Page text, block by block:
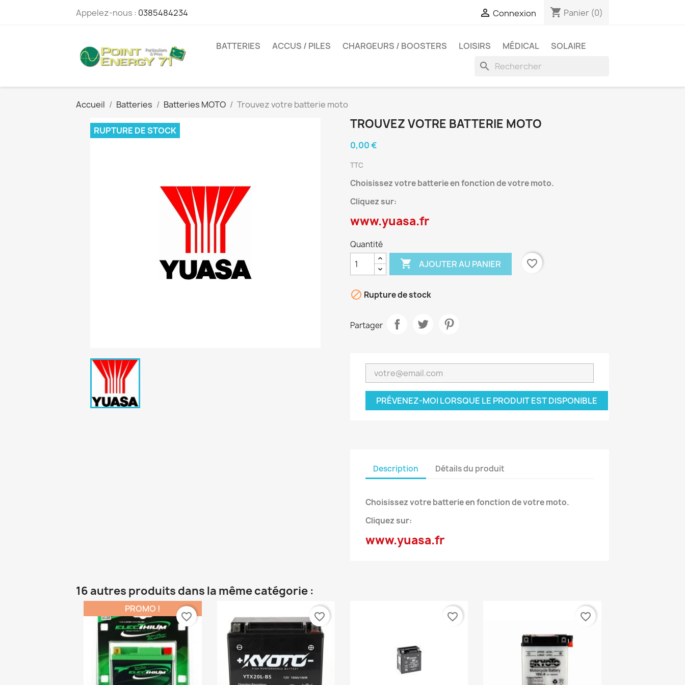
Appelez-nous : 0385484234  Connexion shopping_cart Panier (0)
BATTERIES ACCUS / PILES CHARGEURS / BOOSTERS LOISIRS MÉDICAL SOLAIRE
search
Accueil Batteries Batteries MOTO Trouvez votre batterie moto
RUPTURE DE STOCK TROUVEZ VOTRE BATTERIE MOTO
0,00 €
TTC
Choisissez votre batterie en fonction de votre moto.
Cliquez sur:
www.yuasa.fr
Quantité
 AJOUTER AU PANIER favorite_border
 Rupture de stock
Partager
PRÉVENEZ-MOI LORSQUE LE PRODUIT EST DISPONIBLE
Description Détails du produit
Choisissez votre batterie en fonction de votre moto.
Cliquez sur:
www.yuasa.fr
16 autres produits dans la même catégorie :
PROMO !
favorite_border favorite_border favorite_border favorite_border